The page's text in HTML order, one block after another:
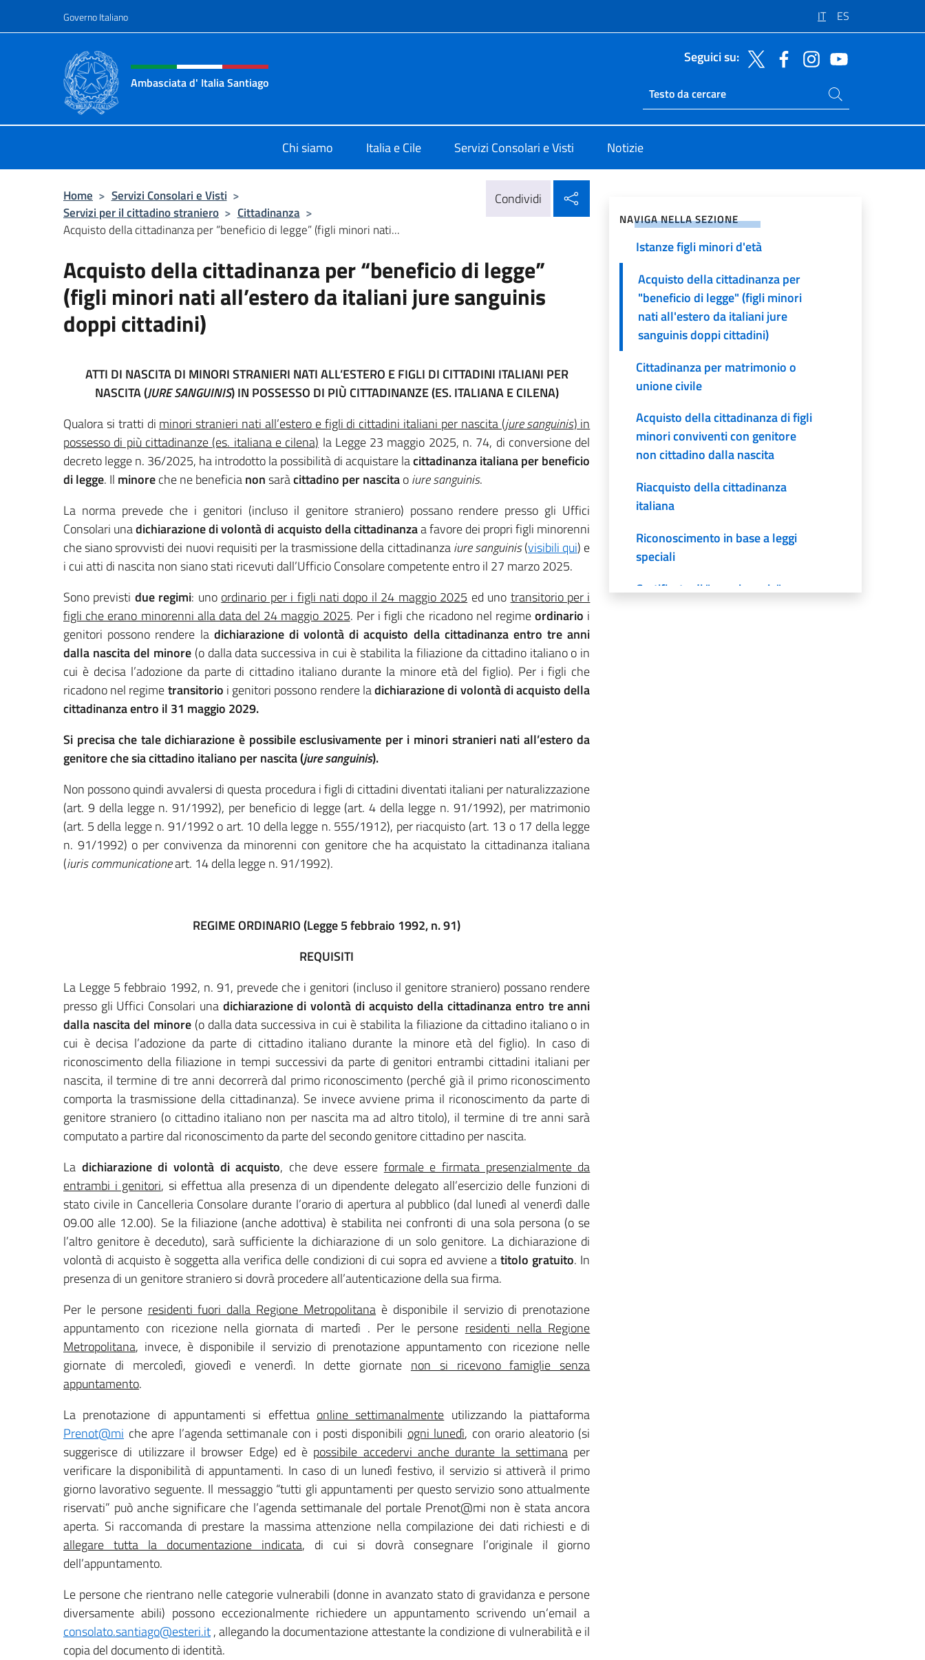
Governo Italiano IT ES
Intestazione sito, social e menù
Ambasciata d' Italia Santiago
Seguici su:
Ricerca sito live
Cerca nel sito
Chi siamo Italia e Cile Servizi Consolari e Visti Notizie
Home > Servizi Consolari e Visti >
Servizi per il cittadino straniero > Cittadinanza >
Acquisto della cittadinanza per “beneficio di legge” (figli minori nati...
Condividi
Acquisto della cittadinanza per “beneficio di legge”
(figli minori nati all’estero da italiani jure sanguinis
doppi cittadini)
ATTI DI NASCITA DI MINORI STRANIERI NATI ALL’ESTERO E FIGLI DI CITTADINI ITALIANI PER
NASCITA (JURE SANGUINIS) IN POSSESSO DI PIÙ CITTADINANZE (ES. ITALIANA E CILENA)
Qualora si tratti di minori stranieri nati all’estero e figli di cittadini italiani per nascita (jure sanguinis) in
possesso di più cittadinanze (es. italiana e cilena) la Legge 23 maggio 2025, n. 74, di conversione del
decreto legge n. 36/2025, ha introdotto la possibilità di acquistare lacittadinanza italiana per beneficio
di legge. Il minoreche ne beneficianonsaràcittadino per nascitaoiure sanguinis.
La norma prevede che i genitori (incluso il genitore straniero) possano rendere presso gli Uffici
Consolari unadichiarazione di volontà di acquisto della cittadinanzaa favore dei propri figli minorenni
che siano sprovvisti dei nuovi requisiti per la trasmissione della cittadinanzaiure sanguinis(visibili qui) e
i cui atti di nascita non siano stati ricevuti dall’Ufficio Consolare competente entro il 27 marzo 2025.
Sono previsti due regimi: uno ordinario per i figli nati dopo il 24 maggio 2025 ed uno transitorio per i
figli che erano minorenni alla data del 24 maggio 2025. Per i figli che ricadono nel regimeordinario i
genitori possono rendere la dichiarazione di volontà di acquisto della cittadinanza entro tre anni
dalla nascita del minore(o dalla data successiva in cui è stabilita la filiazione da cittadino italiano o in
cui è decisa l’adozione da parte di cittadino italiano durante la minore età del figlio). Per i figli che
ricadono nel regimetransitorio i genitori possono rendere ladichiarazione di volontà di acquisto della
cittadinanzaentro il 31 maggio 2029.
Si precisa che tale dichiarazione è possibile esclusivamente per i minori stranieri nati all’estero da
genitore che sia cittadino italiano per nascita (jure sanguinis).
Non possono quindi avvalersi di questa procedura i figli di cittadini diventati italiani per naturalizzazione
(art. 9 della legge n. 91/1992), per beneficio di legge (art. 4 della legge n. 91/1992), per matrimonio
(art. 5 della legge n. 91/1992 o art. 10 della legge n. 555/1912), per riacquisto (art. 13 o 17 della legge
n. 91/1992) o per convivenza da minorenni con genitore che ha acquistato la cittadinanza italiana
(iuris communicationeart. 14 della legge n. 91/1992).
REGIME ORDINARIO (Legge 5 febbraio 1992, n. 91)
REQUISITI
La Legge 5 febbraio 1992, n. 91, prevede che i genitori (incluso il genitore straniero) possano rendere
presso gli Uffici Consolari una dichiarazione di volontà di acquisto della cittadinanza entro tre anni
dalla nascita del minore(o dalla data successiva in cui è stabilita la filiazione da cittadino italiano o in
cui è decisa l’adozione da parte di cittadino italiano durante la minore età del figlio). In caso di
riconoscimento della filiazione in tempi successivi da parte di genitori entrambi cittadini italiani per
nascita, il termine di tre anni decorrerà dal primo riconoscimento (perché già il primo riconoscimento
comporta la trasmissione della cittadinanza). Se invece avviene prima il riconoscimento da parte di
genitore straniero (o cittadino italiano non per nascita ma ad altro titolo), il termine di tre anni sarà
computato a partire dal riconoscimento da parte del secondo genitore cittadino per nascita.
La dichiarazione di volontà di acquisto, che deve essere formale efirmata presenzialmente da
entrambi i genitori, si effettua alla presenza di un dipendente delegato all’esercizio delle funzioni di
stato civile in Cancelleria Consolare durante l’orario di apertura al pubblico (dal lunedì al venerdì dalle
09.00 alle 12.00). Se la filiazione (anche adottiva) è stabilita nei confronti di una sola persona (o se
l’altro genitore è deceduto), sarà sufficiente la dichiarazione di un solo genitore. La dichiarazione di
volontà di acquisto è soggetta alla verifica delle condizioni di cui sopra ed avviene atitolo gratuito. In
presenza di un genitore straniero si dovrà procedere all’autenticazione della sua firma.
Per le persone residenti fuori dalla Regione Metropolitana è disponibile il servizio di prenotazione
appuntamento con ricezione nella giornata di martedì . Per le persone residenti nella Regione
Metropolitana, invece, è disponibile il servizio di prenotazione appuntamento con ricezione nelle
giornate di mercoledì, giovedì e venerdì. In dette giornate non si ricevono famiglie senza
appuntamento.
La prenotazione di appuntamenti si effettua online settimanalmente utilizzando la piattaforma
Prenot@mi che apre l’agenda settimanale con i posti disponibili ogni lunedì, con orario aleatorio (si
suggerisce di utilizzare il browser Edge) ed è possibile accedervi anche durante la settimana per
verificare la disponibilità di appuntamenti. In caso di un lunedì festivo, il servizio si attiverà il primo
giorno lavorativo seguente. Il messaggio “tutti gli appuntamenti per questo servizio sono attualmente
riservati” può anche significare che l’agenda settimanale del portale Prenot@mi non è stata ancora
aperta. Si raccomanda di prestare la massima attenzione nella compilazione dei dati richiesti e di
allegare tutta la documentazione indicata, di cui si dovrà consegnare l’originale il giorno
dell’appuntamento.
Le persone che rientrano nelle categorie vulnerabili (donne in avanzato stato di gravidanza e persone
diversamente abili) possono eccezionalmente richiedere un appuntamento scrivendo un’email a
consolato.santiago@esteri.it, allegando la documentazione attestante la condizione di vulnerabilità e il
copia del documento di identità.
NAVIGA NELLA SEZIONE
Cittadinanza per discendenza -
Istanze figli minori d'età
Acquisto della cittadinanza per
"beneficio di legge" (figli minori
nati all'estero da italiani jure
sanguinis doppi cittadini)
Cittadinanza per matrimonio o
unione civile
Acquisto della cittadinanza di figli
minori conviventi con genitore
non cittadino dalla nascita
Riacquisto della cittadinanza
italiana
Riconoscimento in base a leggi
speciali
Certificato di "non rinuncia"